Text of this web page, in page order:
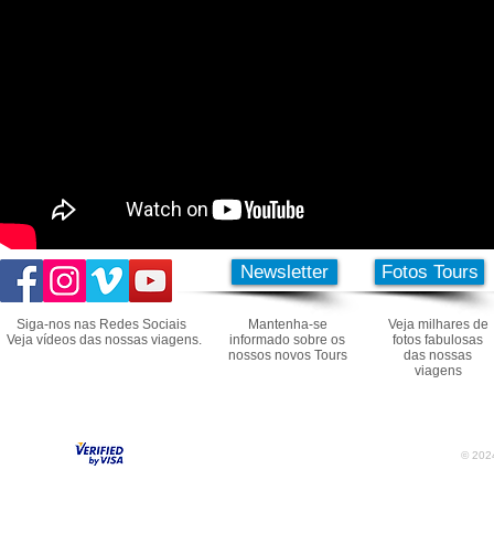
Newsletter
Siga-nos nas Redes Sociais
Veja vídeos das nossas viagens.
Mantenha-se
informado sobre os
nossos novos Tours
Fotos Tours
Veja milhares de
fotos fabulosas
das nossas
viagens
©